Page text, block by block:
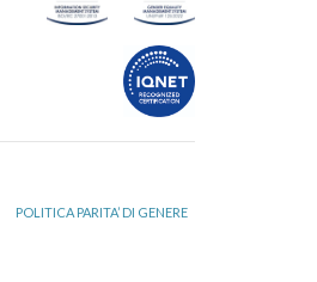
POLITICA PARITA’ DI GENERE